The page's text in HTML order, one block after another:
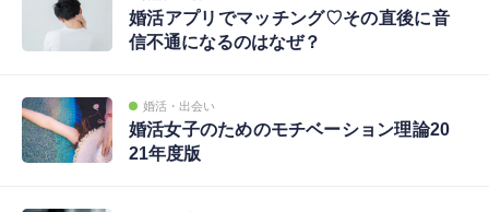
婚活アプリでマッチング♡その直後に音
信不通になるのはなぜ？
婚活・出会い
婚活女子のためのモチベーション理論20
21年度版